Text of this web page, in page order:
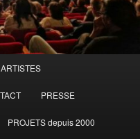
PRESSE
PROJETS depuis 2000